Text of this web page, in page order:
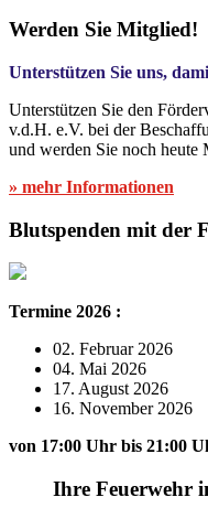
Werden Sie Mitglied!
Unterstützen Sie uns,
Unterstützen Sie den
v.d.H. e.V. bei der
und werden Sie noch heute
» mehr Informationen
Blutspenden mit der
Termine 2026 :
02. Februar 2026
04. Mai 2026
17. August 2026
16. November 2026
von 17:00 Uhr bis 21:00
Ihre Feuerwehr